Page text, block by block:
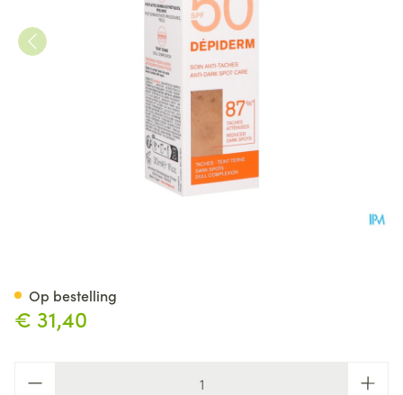
€ 31,40
Op bestelling